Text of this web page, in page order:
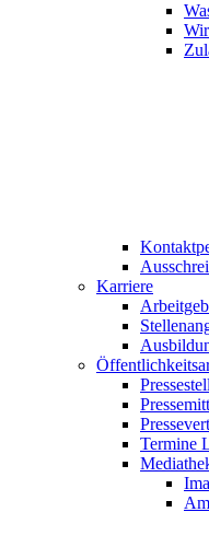
Karriere
Termine